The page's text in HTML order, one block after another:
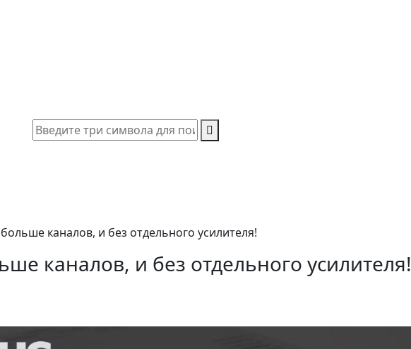
каналов, и без отдельного усилителя!
каналов, и без отдельного усилителя!